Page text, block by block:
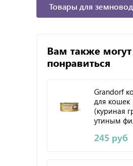
Товары для
Вам также могут
понравиться
Grandorf
для кошек
(куриная
утиным
245 руб